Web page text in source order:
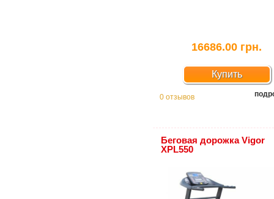
16686.00 грн.
Купить
0 отзывов
Беговая дорожка Vigor
XPL550